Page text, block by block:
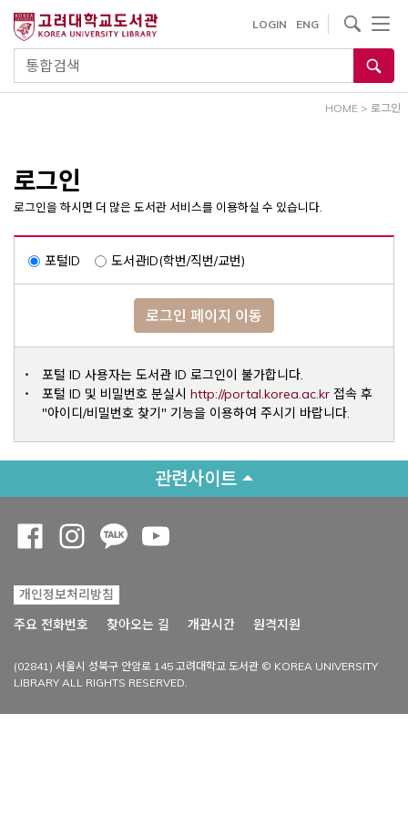
건
통합검색
LOGIN ENG
사이트내 검색
HOME > 로그인
로그인
로그인을 하시면 더 많은 도서관 서비스를 이용하실 수 있습니다.
포털ID 도서관ID(학번/직번/교번)
로그인 페이지 이동
포털 ID 사용자는 도서관 ID 로그인이 불가합니다.
포털 ID 및 비밀번호 분실시 http://portal.korea.ac.krOpens a
접속 후
"아이디/비밀번호 찾기" 기능을 이용하여 주시기 바랍니다.
관련사이트
개인정보처리방침
주요 전화번호
찾아오는 길 개관시간 원격지원
(02841) 서울시 성북구 안암로 145 고려대학교 도서관 © KOREA UNIVERSITY
LIBRARY ALL RIGHTS RESERVED.
Opens a new window
Opens a new window
Opens a new window